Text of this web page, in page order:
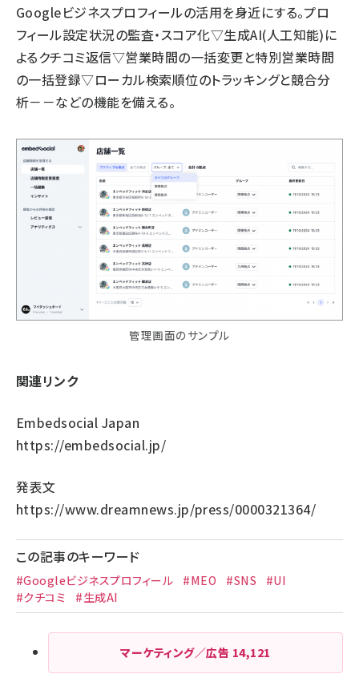
Googleビジネスプロフィールの活用を身近にする。プロ
フィール設定状況の監査・スコア化▽生成AI(人工知能)に
よるクチコミ返信▽営業時間の一括変更と特別営業時間
の一括登録▽ローカル検索順位のトラッキングと競合分
析－－などの機能を備える。
管理画面のサンプル
関連リンク
Embedsocial Japan
https://embedsocial.jp/
発表文
https://www.dreamnews.jp/press/0000321364/
この記事のキーワード
#Googleビジネスプロフィール #MEO #SNS
#UI
#クチコミ
#生成AI
マーケティング／広告 14,121